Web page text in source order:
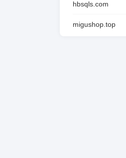
hbsqls.com
migushop.top